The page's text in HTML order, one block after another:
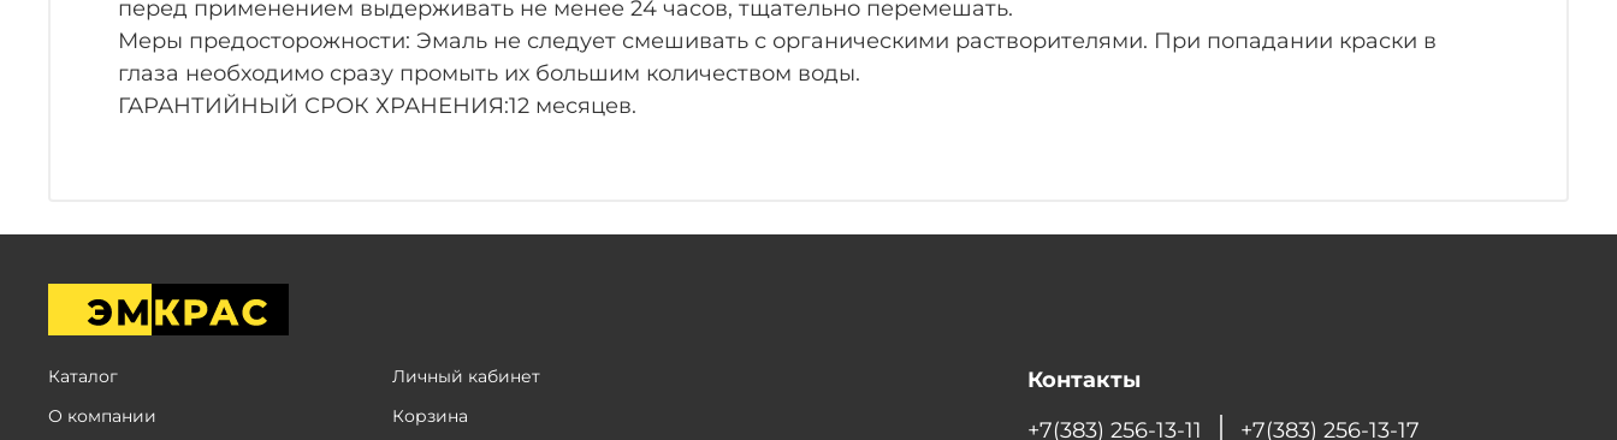
перед применением выдерживать не менее 24 часов, тщательно перемешать.
Меры предосторожности: Эмаль не следует смешивать с органическими растворителями. При попадании краски в
глаза необходимо сразу промыть их большим количеством воды.
ГАРАНТИЙНЫЙ СРОК ХРАНЕНИЯ:12 месяцев.
Каталог
О компании
Личный кабинет
Корзина
Контакты
+7(383) 256-13-11
+7(383) 256-13-17